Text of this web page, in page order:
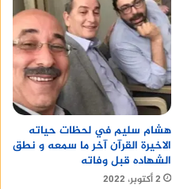
هشام سليم في لحظات حياته
الاخيرة القرآن آخر ما سمعه و نطق
الشهاده قبل وفاته
2 أكتوبر، 2022